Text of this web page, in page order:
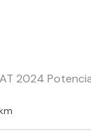
AT 2024